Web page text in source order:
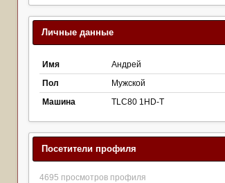
Личные данные
Имя
Андрей
Пол
Мужской
Машина
TLC80 1HD-T
Посетители профиля
4695 просмотров профиля